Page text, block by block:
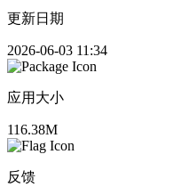
更新日期
2026-06-03 11:34
应用大小
116.38M
反馈